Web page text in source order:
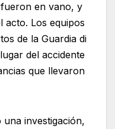
en vano, y
acto. Los equipos
de la Guardia di
del accidente
que llevaron
una investigación,